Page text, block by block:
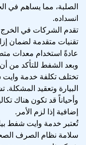
الصلبة، مما يساهم في
انسداده.
تقدم الشركات في
تقنيات متقدمة لضمان
عادةً استخدام معدات
وبعد الشفط للتأكد من
تختلف تكلفة خدمة
البيارة وتعقيد
وأحياناً قد تكون هناك
إضافية إذا لزم الأمر.
تُعتبر خدمة وايت شفط
سلامة نظام الصرف